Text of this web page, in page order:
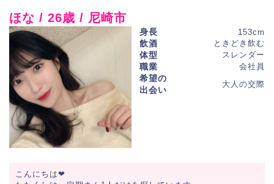
ほな / 26歳 / 尼崎市
身長 153cm
飲酒 ときどき飲む
体型 スレンダー
職業 会社員
希望の
出会い
大人の交際
こんにちは❤︎